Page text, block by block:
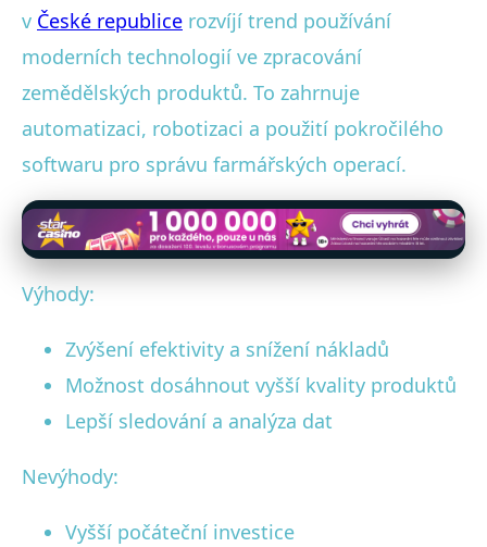
v České republice rozvíjí trend používání
moderních technologií ve zpracování
zemědělských produktů. To zahrnuje
automatizaci, robotizaci a použití pokročilého
softwaru pro správu farmářských operací.
Výhody:
Zvýšení efektivity a snížení nákladů
Možnost dosáhnout vyšší kvality produktů
Lepší sledování a analýza dat
Nevýhody:
Vyšší počáteční investice